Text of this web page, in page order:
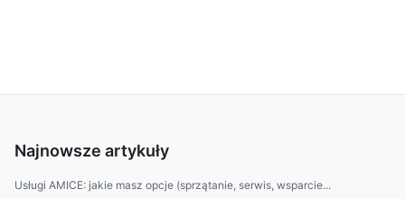
Najnowsze artykuły
Usługi AMICE: jakie masz opcje (sprzątanie, serwis, wsparcie...